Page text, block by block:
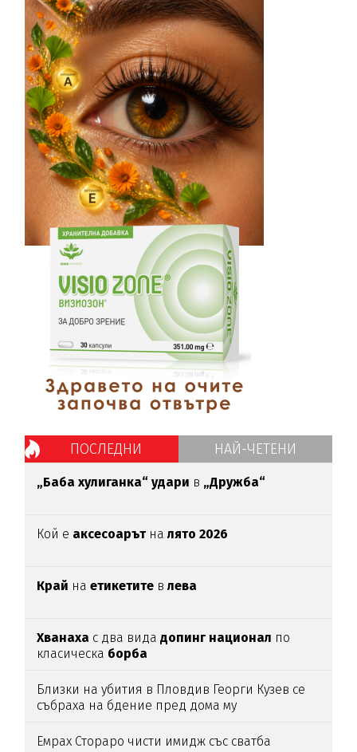
ПОСЛЕДНИ НАЙ-ЧЕТЕНИ
„Баба хулиганка“ удари в „Дружба“
Кой е аксесоарътналято 2026
Край наетикетите влева
Хванаха с два видадопинг национал по
класическа борба
Близки на убития в Пловдив Георги Кузев се
събраха на бдение пред дома му
Емрах Стораро чисти имидж със сватба